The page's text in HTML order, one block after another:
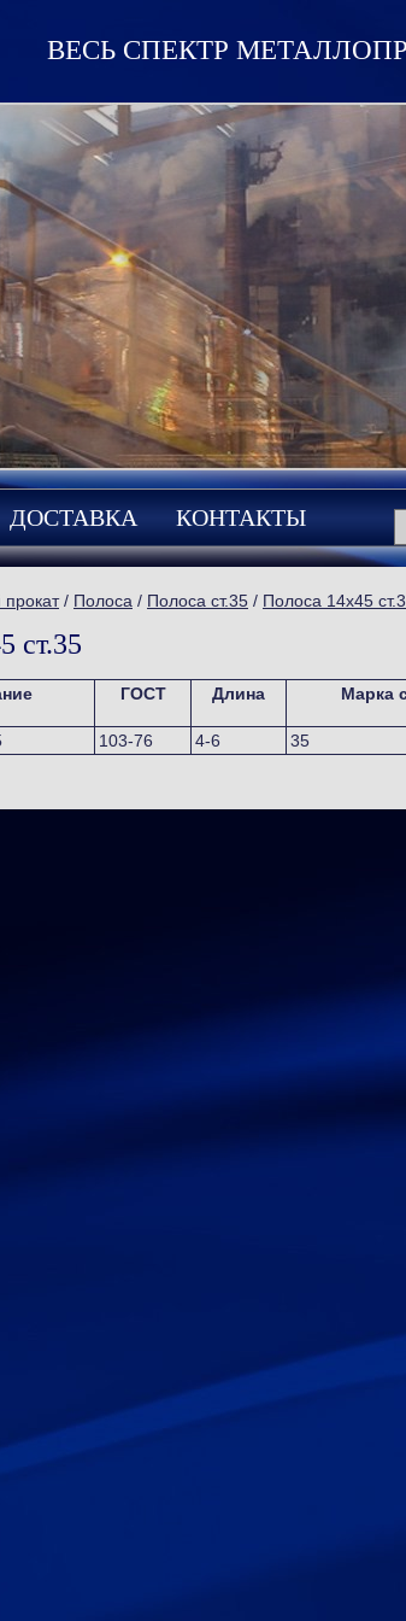
ВЕСЬ СПЕКТР
ДОСТАВКА КОНТАКТЫ
/ Полоса / Полоса ст.35 / Полоса 14х45
ст.35
ГОСТ Длина Марка
103-76 4-6 35